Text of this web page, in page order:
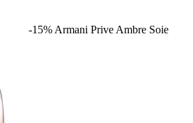
-15% Armani Prive Ambre Soie